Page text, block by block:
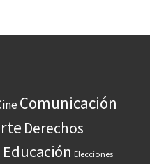
Comunicación
Derechos
Educación Elecciones